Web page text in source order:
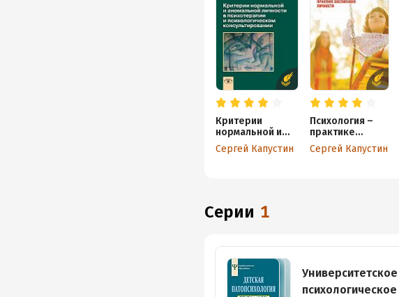
Критерии
нормальной и
аномальной
личности в
и
Сергей Капустин
Психология –
практике
воспитания
нормальной
Сергей Капустин
Серии 1
Университетское
психологическое